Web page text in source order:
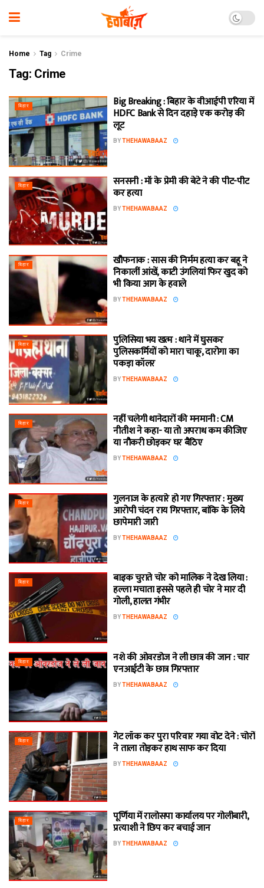
Home Tag Crime
Tag: Crime
बिहार Big Breaking : बिहार के वीआईपी एरिया में
HDFC Bank से दिन दहाड़े एक करोड़ की
लूट
BYTHEHAWABAAZ
बिहार सनसनी : माँ के प्रेमी की बेटे ने की पीट-पीट
कर हत्या
BYTHEHAWABAAZ
बिहार खौफनाक : सास की निर्मम हत्या कर बहू ने
निकालीं आंखें, काटी उंगलियां फिर खुद को
भी किया आग के हवाले
BYTHEHAWABAAZ
बिहार पुलिसिया भय खत्म : थाने में घुसकर
पुलिसकर्मियों को मारा चाकू, दारोगा का
पकड़ा कॉलर
BYTHEHAWABAAZ
बिहार नहीं चलेगी थानेदारों की मनमानी : CM
नीतीश ने कहा- या तो अपराध कम कीजिए
या नौकरी छोड़कर घर बैठिए
BYTHEHAWABAAZ
बिहार गुलनाज के हत्यारे हो गए गिरफ्तार : मुख्य
आरोपी चंदन राय गिरफ्तार, बांकि के लिये
छापेमारी जारी
BYTHEHAWABAAZ
बिहार बाइक चुराते चोर को मालिक ने देख लिया :
हल्ला मचाता इससे पहले ही चोर ने मार दी
गोली, हालत गंभीर
BYTHEHAWABAAZ
बिहार नशे की ओवरडोज ने ली छात्र की जान : चार
एनआईटी के छात्र गिरफ्तार
BYTHEHAWABAAZ
बिहार गेट लॉक कर पुरा परिवार गया वोट देने : चोरों
ने ताला तोड़कर हाथ साफ कर दिया
BYTHEHAWABAAZ
बिहार पूर्णिया में रालोसपा कार्यालय पर गोलीबारी,
प्रत्याशी ने छिप कर बचाई जान
BYTHEHAWABAAZ